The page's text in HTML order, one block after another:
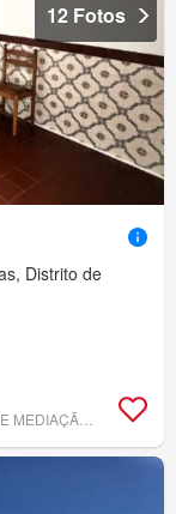
12 Fotos
Distrito de